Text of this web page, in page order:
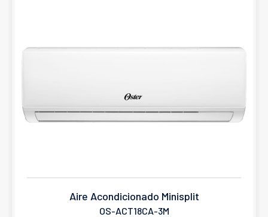
Aire Acondicionado Minisplit
OS-ACT18CA-3M